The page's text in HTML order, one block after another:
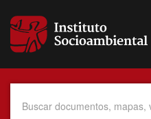
para
conteúdo